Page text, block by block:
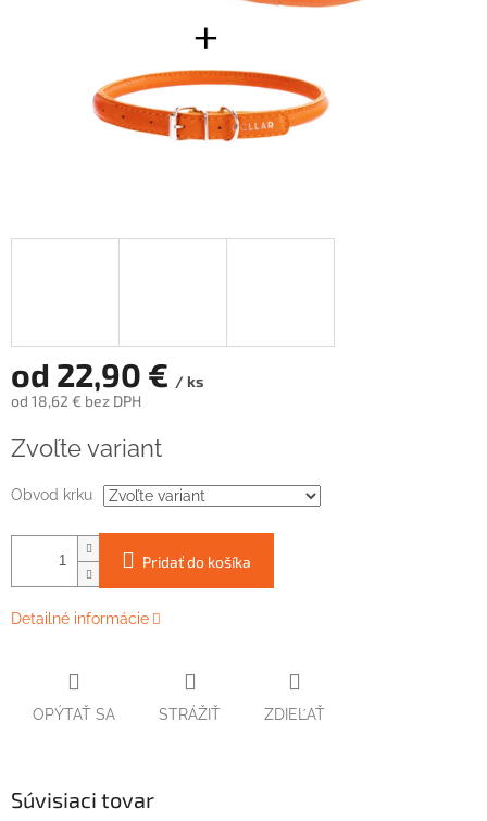
od 22,90 € / ks
od 18,62 € bez DPH
cena:
Zvoľte variant
Obvod krku
Pridať do košíka
Detailné informácie
OPÝTAŤ SA STRÁŽIŤ ZDIEĽAŤ
Súvisiaci tovar